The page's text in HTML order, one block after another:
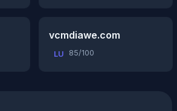
vcmdiawe.com
LU 85/100